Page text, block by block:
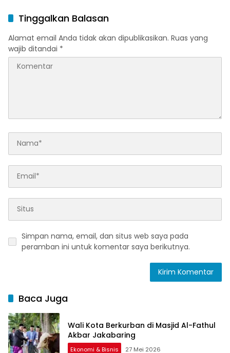
Tinggalkan Balasan
Alamat email Anda tidak akan dipublikasikan. Ruas yang
wajib ditandai *
Simpan nama, email, dan situs web saya pada
peramban ini untuk komentar saya berikutnya.
Baca Juga
Wali Kota Berkurban di Masjid Al-Fathul
Akbar Jakabaring
Ekonomi & Bisnis 27 Mei 2026